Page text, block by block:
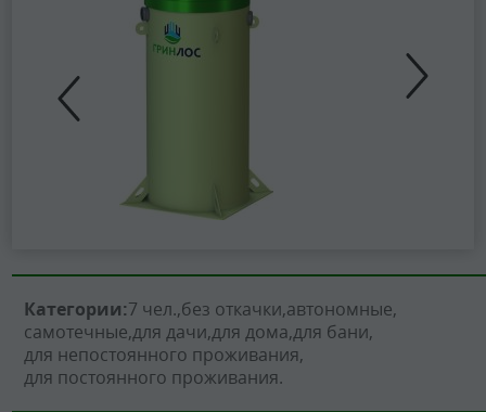
Категории:7 чел. без откачки автономные
самотечные для дачи для дома для бани
для непостоянного проживания
для постоянного проживания